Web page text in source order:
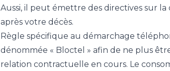
Aussi, il peut émettre des directives sur
après votre décès.
Règle spécifique au démarchage
dénommée « Bloctel » afin de ne plus
relation contractuelle en cours. Le